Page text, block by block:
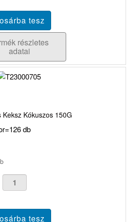
részletes
adatai
Keksz Kókuszos 150G
db